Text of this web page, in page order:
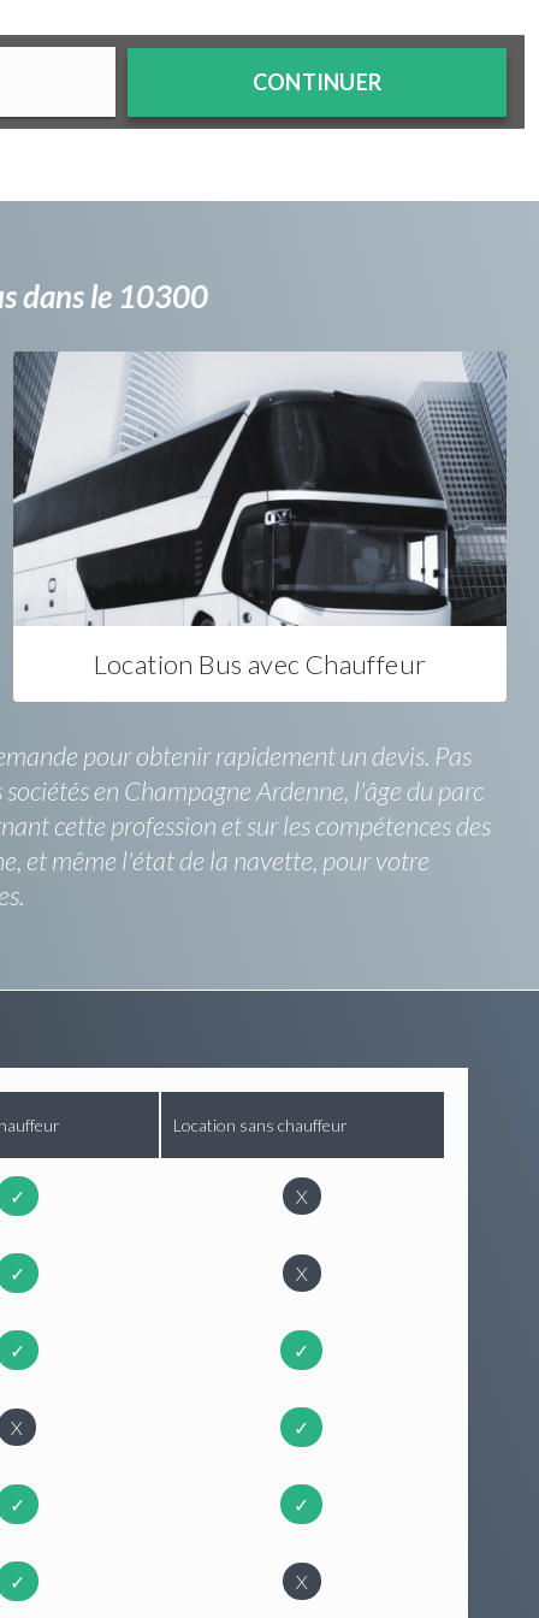
CONTINUER
dans le 10300
Location Bus avec Chauffeur
pour obtenir rapidement un devis. Pas
en Champagne Ardenne, l'âge du parc
cette profession et sur les compétences des
et même l'état de la navette, pour votre
Location sans chauffeur
✓ X
✓ X
✓ ✓
X ✓
✓ ✓
✓ X